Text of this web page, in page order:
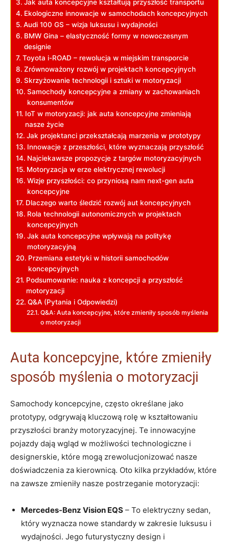
Jak auta koncepcyjne kształtują przyszłość transportu
Ekologiczne innowacje w samochodach koncepcyjnych
Audi 100 GS – wizja luksusu i wydajności
BMW Gina – elastyczność formy w nowoczesnym
designie
Toyota i-ROAD – rewolucja w miejskim transporcie
Zrównoważony rozwój w projektach koncepcyjnych
Skrzyżowanie technologii i sztuki w motoryzacji
Samochody koncepcyjne a zmiany w zachowaniach
konsumentów
IoT w motoryzacji: jak auta koncepcyjne zmieniają
nasze życie
Jak projektanci przekształcają marzenia w prototypy
Innowacje z przeszłości, które wyznaczają przyszłość
Najciekawsze propozycje z targów motoryzacyjnych
Motoryzacja w erze elektrycznej rewolucji
Wizje przyszłości: co przyniosą nam next-gen auta
koncepcyjne
Dlaczego warto śledzić rozwój aut koncepcyjnych
Rola technologii autonomicznych w projektach
koncepcyjnych
Jak auta koncepcyjne wpływają na politykę
motoryzacyjną
Przemiana estetyki w historii samochodów
koncepcyjnych
Podsumowanie: nauka z koncepcji a przyszłość
motoryzacji
Q&A (Pytania i Odpowiedzi)
Q&A: Auta koncepcyjne, które zmieniły sposób myślenia
o motoryzacji
Auta koncepcyjne, które zmieniły
sposób myślenia o motoryzacji
Samochody koncepcyjne, często określane jako
prototypy, odgrywają kluczową rolę w kształtowaniu
przyszłości branży motoryzacyjnej. Te innowacyjne
pojazdy dają wgląd w możliwości technologiczne i
designerskie, które mogą zrewolucjonizować nasze
doświadczenia za kierownicą. Oto kilka przykładów, które
na zawsze zmieniły nasze postrzeganie motoryzacji:
Mercedes-Benz Vision EQS – To elektryczny sedan,
który wyznacza nowe standardy w zakresie luksusu i
wydajności. Jego futurystyczny design i